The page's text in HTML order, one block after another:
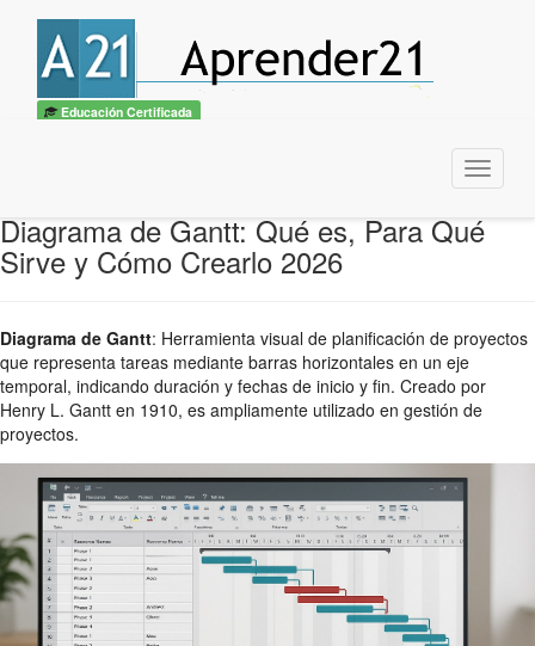
Educación Certificada
Menu
Diagrama de Gantt: Qué es, Para Qué
Sirve y Cómo Crearlo 2026
Diagrama de Gantt: Herramienta visual de planificación de proyectos
que representa tareas mediante barras horizontales en un eje
temporal, indicando duración y fechas de inicio y fin. Creado por
Henry L. Gantt en 1910, es ampliamente utilizado en gestión de
proyectos.